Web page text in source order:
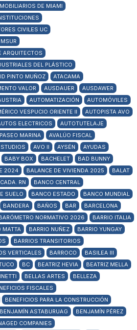
DE MIAMI
CIVILES UC
ARQUITECTOS
DEL PLÁSTICO
PINTO MUÑOZ
ATACAMA
VALOR AUSDAUER
AUSDAWER
AUTOMATIZACIÓN
AUTOMÓVILES
VESPUCIO ORIENTE II
AUTOPISTA AVO
ELECTRICOS
AUTOTUTELAJE
MARINA
AVALÚO FISCAL
AVO II AYSÉN
AYUDAS
BABY BOX BACHELET
BAD BUNNY
2024 BALANCE DE VIVIENDA 2025
BALAT
RN
BANCO CENTRAL
SUELO BANCO ESTADO
BANCO MUNDIAL
BANDERA BAÑOS BAR
BARCELONA
NORMATIVO 2026
BARRIO ITALIA
MATTA BARRIO NUÑEZ
BARRIO YUNGAY
BARRIOS TRANSITORIOS
VERTICALES BARROCO
BASILEA III
BC BEATRIZ HEVIA
BEATRIZ MELLA
BELLAS ARTES
BELLEZA
FISCALES
BENEFICIOS PARA LA CONSTRUCCIÓN
BENJAMÍN ASTABURUAG
BENJAMÍN PÉREZ
COMPANIES